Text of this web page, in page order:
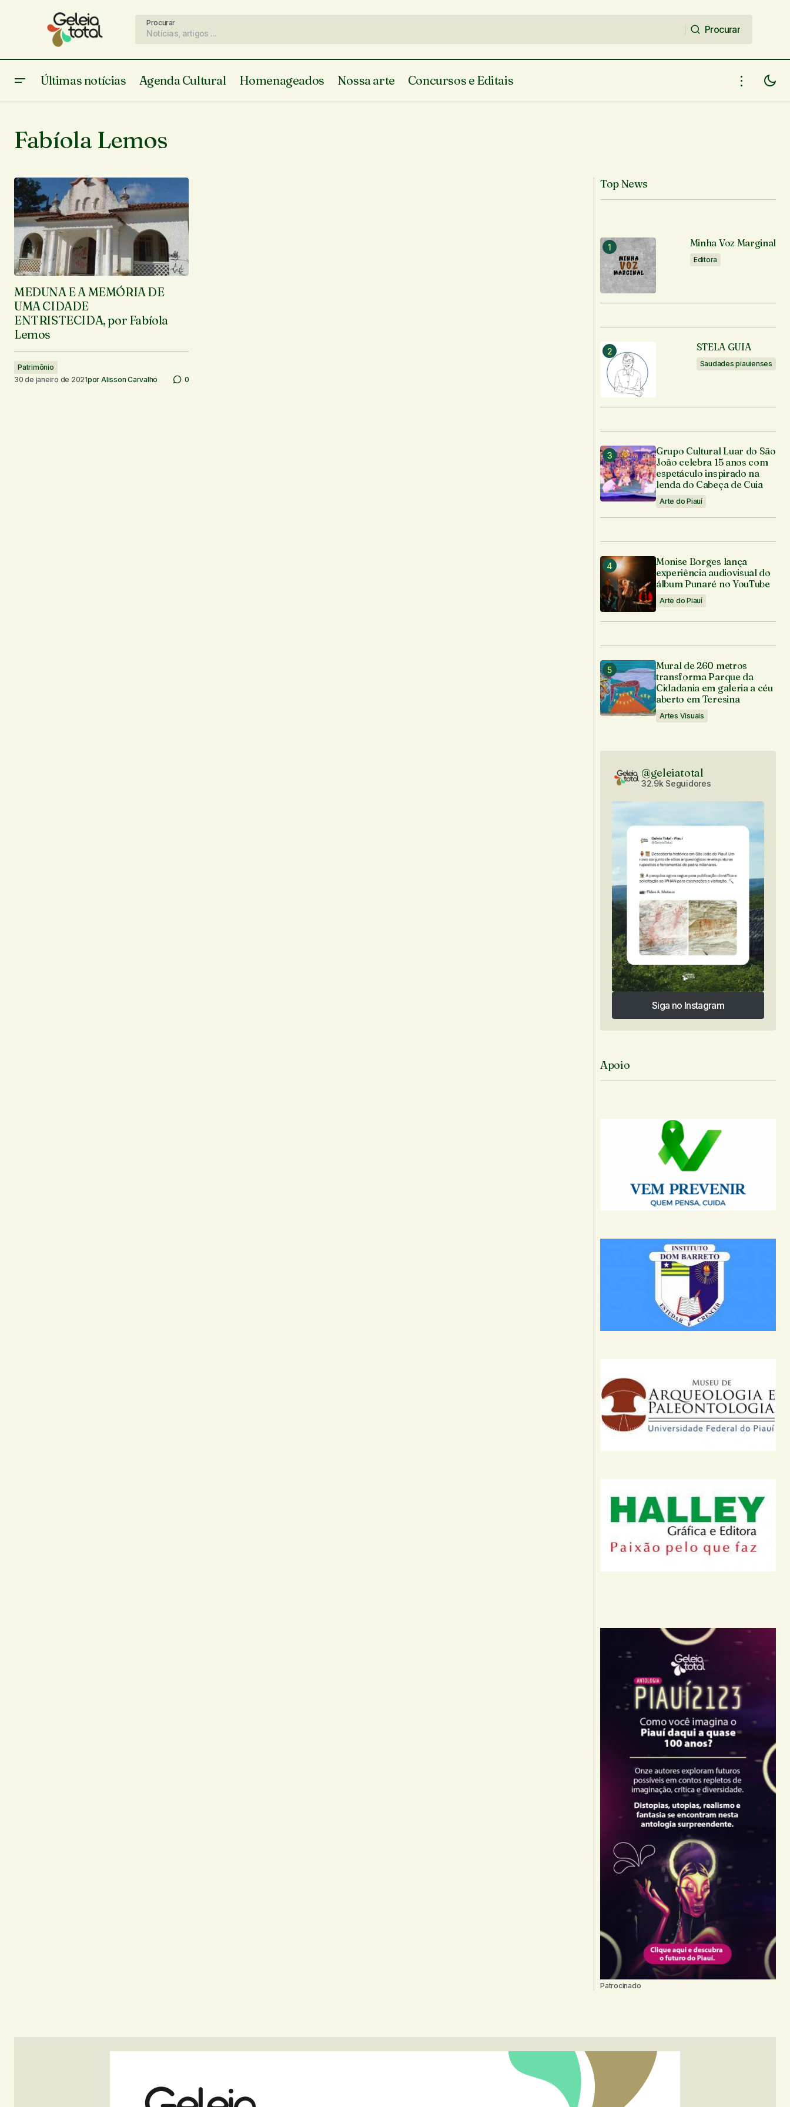
Procurar
Procurar
Últimas notícias Agenda Cultural Homenageados Nossa arte Concursos e Editais
Fabíola Lemos
MEDUNA E A MEMÓRIA DE
UMA CIDADE
ENTRISTECIDA, por Fabíola
Lemos
Patrimônio
30 de janeiro de 2021por Alisson Carvalho 0
Top News
Minha Voz Marginal
Editora
STELA GUIA
Saudades piauienses
Grupo Cultural Luar do São
João celebra 15 anos com
espetáculo inspirado na
lenda do Cabeça de Cuia
Arte do Piauí
Monise Borges lança
experiência audiovisual do
álbum Punaré no YouTube
Arte do Piauí
Mural de 260 metros
transforma Parque da
Cidadania em galeria a céu
aberto em Teresina
Artes Visuais
@geleiatotal
32.9k Seguidores
Siga no Instagram
Siga no Instagram
Apoio
Patrocinado